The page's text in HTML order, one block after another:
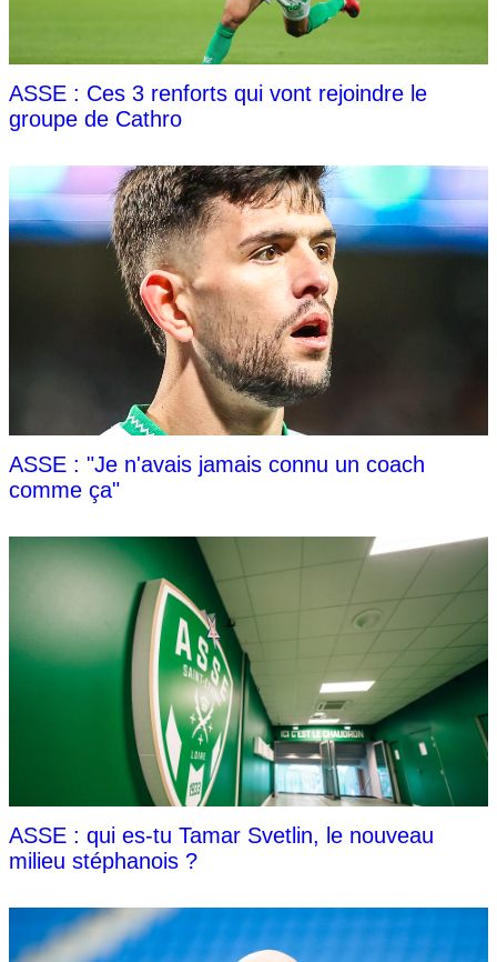
ASSE : Ces 3 renforts qui vont rejoindre le
groupe de Cathro
ASSE : "Je n'avais jamais connu un coach
comme ça"
ASSE : qui es-tu Tamar Svetlin, le nouveau
milieu stéphanois ?